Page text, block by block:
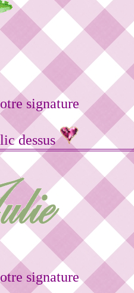
signature
dessus
signature